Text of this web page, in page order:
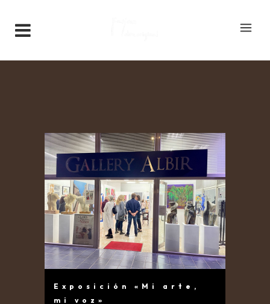
Exposición «Mi arte,
mi voz»